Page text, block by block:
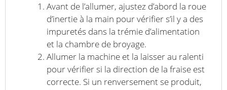
Avant de l’allumer, ajustez d’abord la roue
d’inertie à la main pour vérifier s’il y a des
impuretés dans la trémie d’alimentation
et la chambre de broyage.
Allumer la machine et la laisser au ralenti
pour vérifier si la direction de la fraise est
correcte. Si un renversement se produit,